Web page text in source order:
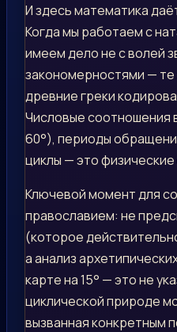
И здесь математика
Когда мы работаем с
имеем дело не с волей
закономерностями —
древние греки
Числовые соотношения
60°), периоды
циклы — это
Ключевой момент для
православием: не
(которое
а анализ
карте на 15° — это не
циклической природе
вызванная конкретным